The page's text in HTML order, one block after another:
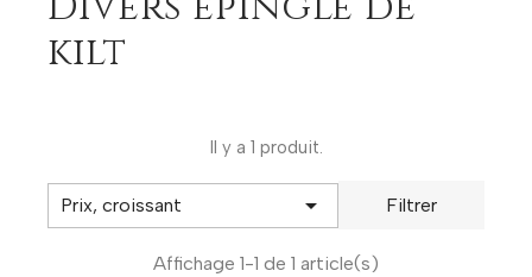
kilt
Il y a 1 produit.
Prix, croissant  Filtrer
Affichage 1-1 de 1 article(s)